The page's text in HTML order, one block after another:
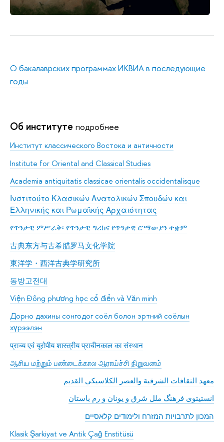
О бакалаврских программах ИКВИА в последующие
годы
Об институте подробнее
Институт классического Востока и античности
Institute for Oriental and Classical Studies
Academia antiquitatis classicae orientalis occidentalisque
Ινστιτούτο Κλασικών Ανατολικών Σπουδών και
Ελληνικής και Ρωμαϊκής Αρχαιότητας
የጥንታዊ ምሥራቅ፡ የጥንታዊ ግሪክና የጥንታዊ ሮማውያን ተቋም
古典东方与古希腊罗马文化学院
東洋学・西洋古典学研究所
동방고전대
Viện Đông phương học cổ điển và Văn minh
Дорно дахины сонгодог соёл болон эртний соёлын
хүрээлэн
प्राच्य एवं यूरोपीय शास्त्रीय प्राचीनकाल का संस्थान
ஆசிய மற்றும் பண்டைக்கால ஆராய்ச்சி நிறுவனம்
معهد الثقافات الشرقية والعصر الكلاسيكي القديم
انستیتوی فرهنگ ملل شرق و یونان و رم باستان
המכון לתרבויות המזרח ולימודים קלאסיים
Klasik Şarkiyat ve Antik Çağ Enstitüsü